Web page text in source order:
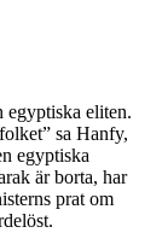
egyptiska eliten.
sa Hanfy,
egyptiska
är borta, har
prat om